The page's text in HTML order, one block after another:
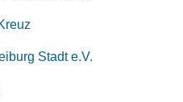
Stadt e.V.